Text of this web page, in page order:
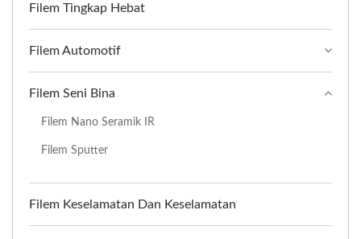
Filem Tingkap Hebat
Filem Automotif
Filem Seni Bina
Filem Nano Seramik IR
Filem Sputter
Filem Keselamatan Dan Keselamatan